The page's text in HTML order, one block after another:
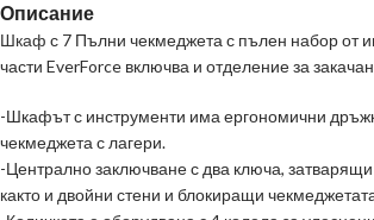
Описание
Шкаф с 7 Пълни чекмеджета с пълен набор от
части EverForce включва и отделение за
-Шкафът с инструменти има ергономични
чекмеджета с лагери.
-Централно заключване с два ключа,
както и двойни стени и блокиращи